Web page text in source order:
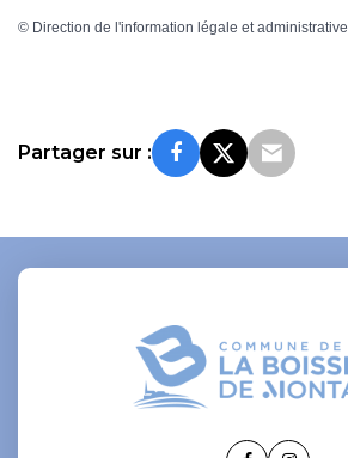
© Direction de l'information légale et administrative
Partager sur :